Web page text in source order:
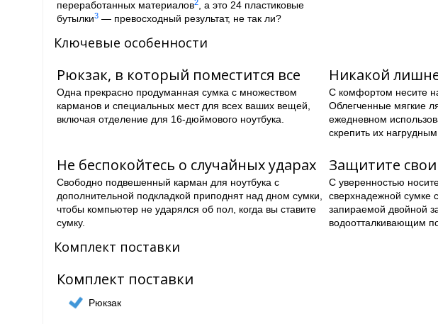
переработанных материалов2, а это 24 пластиковые
бутылки3 — превосходный результат, не так ли?
Ключевые особенности
Рюкзак, в который поместится все
Одна прекрасно продуманная сумка с множеством
карманов и специальных мест для всех ваших вещей,
включая отделение для 16-дюймового ноутбука.
Никакой
С комфортом несите
Облегченные мягкие
ежедневном
скрепить их
Не беспокойтесь о случайных ударах
Свободно подвешенный карман для ноутбука с
дополнительной подкладкой приподнят над дном сумки,
чтобы компьютер не ударялся об пол, когда вы ставите
сумку.
Защитите
С уверенностью
сверхнадежной сумке
запираемой двойной
водоотталкивающим
Комплект поставки
Комплект поставки
Рюкзак